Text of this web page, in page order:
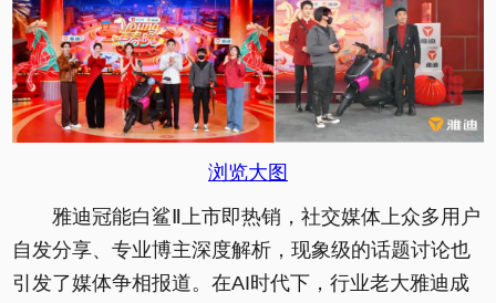
浏览大图
雅迪冠能白鲨Ⅱ上市即热销，社交媒体上众多用户
自发分享、专业博主深度解析，现象级的话题讨论也
引发了媒体争相报道。在AI时代下，行业老大雅迪成